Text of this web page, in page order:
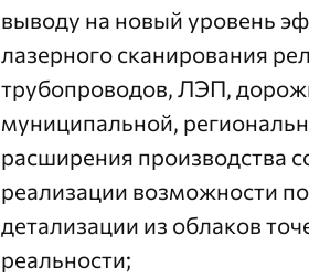
выводу на новый уровень
лазерного сканирования
трубопроводов, ЛЭП,
муниципальной,
расширения производства
реализации возможности
детализации из облаков
реальности;